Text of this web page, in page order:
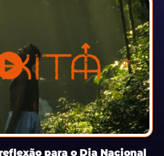
para o Dia Nacional